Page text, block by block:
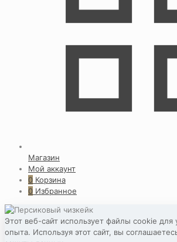
Магазин
Мой аккаунт
0 Корзина
0 Избранное
Этот веб-сайт использует файлы cookie для
опыта. Используя этот сайт, вы